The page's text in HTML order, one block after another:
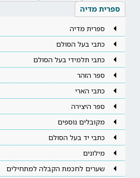
ספרית מדיה
ספרית מדיה
כתבי בעל הסולם
כתבי תלמידי בעל הסולם
ספר הזהר
כתבי הארי
ספר היצירה
מקובלים נוספים
כתבי יד בעל הסולם
מילונים
שערים לחכמת הקבלה למתחילים